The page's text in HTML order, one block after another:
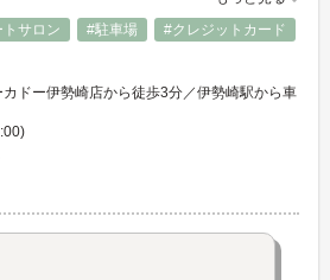
サロン
#駐車場
#クレジットカード
カドー伊勢崎店から徒歩3分／伊勢崎駅から車